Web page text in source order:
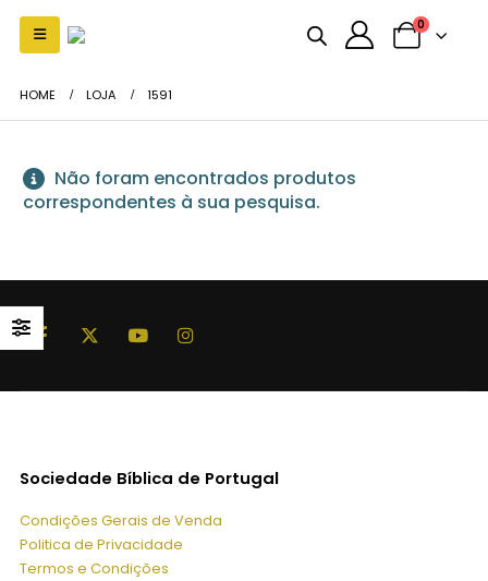
0
HOME LOJA 1591
Não foram encontrados produtos
correspondentes à sua pesquisa.
Sociedade Bíblica de Portugal
Condições Gerais de Venda
Politica de Privacidade
Termos e Condições